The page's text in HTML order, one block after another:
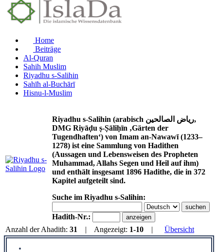
Home
Beiträge
Al-Quran
Sahih Muslim
Riyadhu s-Salihin
Sahīh al-Buchārī
Hisnu-l-Muslim
Riyadhu s-Salihin (arabisch رياض الصالحين,
DMG Riyāḍu ṣ-Ṣāliḥīn ‚Gärten der
Tugendhaften‘) von Imam an-Nawawī (1233–
1278) ist eine Sammlung von Hadithen
(Aussagen und Lebensweisen des Propheten
Muhammad, Allahs Segen und Heil auf ihm)
und enthält insgesamt 1896 Hadithe, die in 372
Kapitel aufgeteilt sind.
Suche im Riyadhu s-Salihin:
Hadith-Nr.:
Anzahl der Ahadith: 31 | Angezeigt: 1-10 | Übersicht